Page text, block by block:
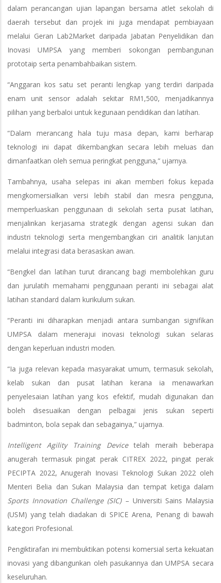
dalam perancangan ujian lapangan bersama atlet sekolah di
daerah tersebut dan projek ini juga mendapat pembiayaan
melalui Geran Lab2Market daripada Jabatan Penyelidikan dan
Inovasi UMPSA yang memberi sokongan pembangunan
prototaip serta penambahbaikan sistem.
“Anggaran kos satu set peranti lengkap yang terdiri daripada
enam unit sensor adalah sekitar RM1,500, menjadikannya
pilihan yang berbaloi untuk kegunaan pendidikan dan latihan.
“Dalam merancang hala tuju masa depan, kami berharap
teknologi ini dapat dikembangkan secara lebih meluas dan
dimanfaatkan oleh semua peringkat pengguna,” ujarnya.
Tambahnya, usaha selepas ini akan memberi fokus kepada
mengkomersialkan versi lebih stabil dan mesra pengguna,
memperluaskan penggunaan di sekolah serta pusat latihan,
menjalinkan kerjasama strategik dengan agensi sukan dan
industri teknologi serta mengembangkan ciri analitik lanjutan
melalui integrasi data berasaskan awan.
“Bengkel dan latihan turut dirancang bagi membolehkan guru
dan jurulatih memahami penggunaan peranti ini sebagai alat
latihan standard dalam kurikulum sukan.
“Peranti ini diharapkan menjadi antara sumbangan signifikan
UMPSA dalam menerajui inovasi teknologi sukan selaras
dengan keperluan industri moden.
“Ia juga relevan kepada masyarakat umum, termasuk sekolah,
kelab sukan dan pusat latihan kerana ia menawarkan
penyelesaian latihan yang kos efektif, mudah digunakan dan
boleh disesuaikan dengan pelbagai jenis sukan seperti
badminton, bola sepak dan sebagainya,” ujarnya.
Intelligent Agility Training Devicetelah meraih beberapa
anugerah termasuk pingat perak CITREX 2022, pingat perak
PECIPTA 2022, Anugerah Inovasi Teknologi Sukan 2022 oleh
Menteri Belia dan Sukan Malaysia dan tempat ketiga dalam
Sports Innovation Challenge (SIC)– Universiti Sains Malaysia
(USM) yang telah diadakan di SPICE Arena, Penang di bawah
kategori Profesional.
Pengiktirafan ini membuktikan potensi komersial serta kekuatan
inovasi yang dibangunkan oleh pasukannya dan UMPSA secara
keseluruhan.